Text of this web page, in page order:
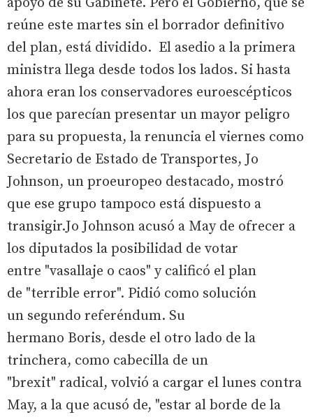
reúne este martes sin el borrador definitivo
del plan, está dividido. El asedio a la primera
ministra llega desde todos los lados. Si hasta
ahora eran los conservadores euroescépticos
los que parecían presentar un mayor peligro
para su propuesta, la renuncia el viernes como
Secretario de Estado de Transportes, Jo
Johnson, un proeuropeo destacado, mostró
que ese grupo tampoco está dispuesto a
transigir.Jo Johnson acusó a May de ofrecer a
los diputados la posibilidad de votar
entre "vasallaje o caos" y calificó el plan
de "terrible error". Pidió como solución
un segundo referéndum. Su
hermano Boris, desde el otro lado de la
trinchera, como cabecilla de un
"brexit" radical, volvió a cargar el lunes contra
May, a la que acusó de, "estar al borde de la